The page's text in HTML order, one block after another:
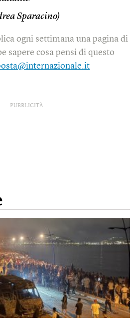
Sparacino)
ogni settimana una pagina di
sapere cosa pensi di questo
PUBBLICITÀ